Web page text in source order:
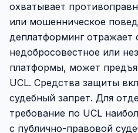
охватывает
или мошенническое
деплатформинг отражает
недобросовестное или
платформы, может
UCL. Средства защиты
судебный запрет. Для
требование по UCL
с публично-правовой